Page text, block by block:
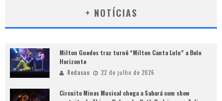
+ NOTÍCIAS
Milton Guedes traz turnê “Milton Canta Lulu” a Belo
Horizonte
Redacao 22 de julho de 2026
Circuito Minas Musical chega a Sabará com show